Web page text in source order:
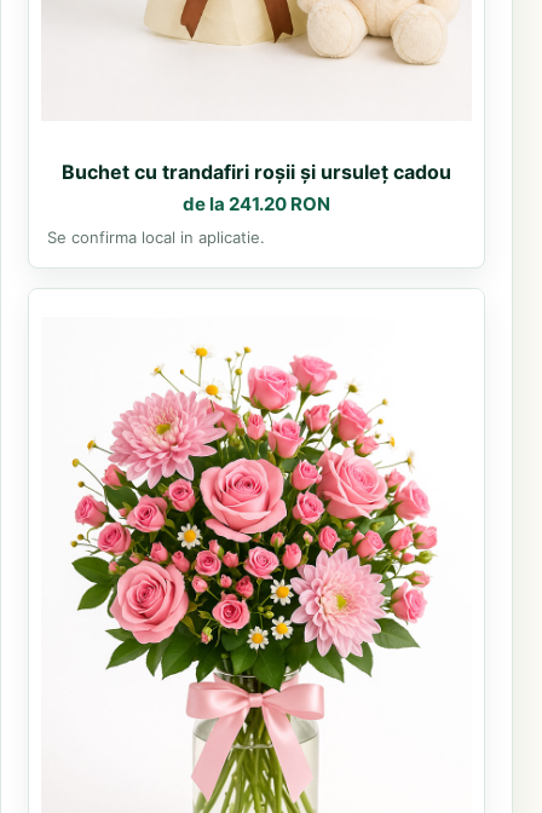
Buchet cu trandafiri roșii și ursuleț cadou
de la 241.20 RON
Se confirma local in aplicatie.